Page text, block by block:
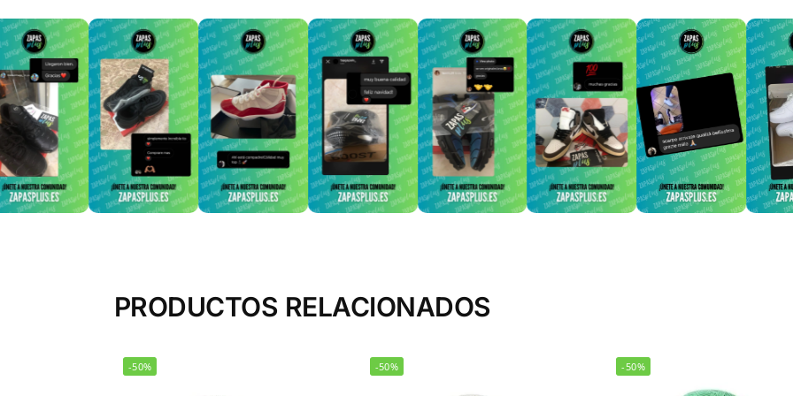
PRODUCTOS RELACIONADOS
-50% -50% -50%